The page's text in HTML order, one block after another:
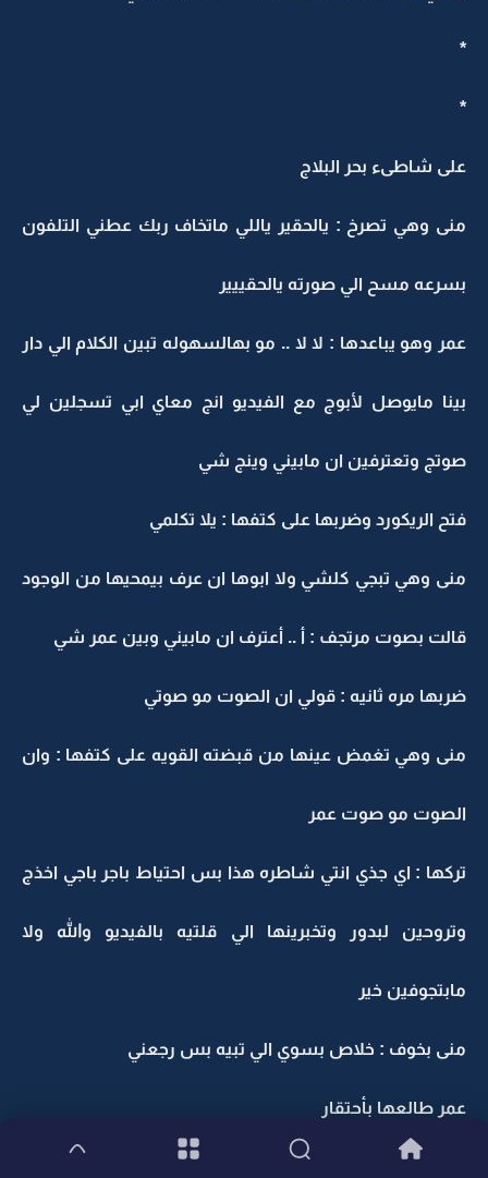
*
*
على شاطىء بحر البلاج
منى وهي تصرخ : يالحقير ياللي ماتخاف ربك عطني التلفون
بسرعه مسح الي صورته يالحقييير
عمر وهو يباعدها : لا لا .. مو بهالسهوله تبين الكلام الي دار
بينا مايوصل لأبوج مع الفيديو انج معاي ابي تسجلين لي
صوتج وتعترفين ان مابيني وينج شي
فتح الريكورد وضربها على كتفها : يلا تكلمي
منى وهي تبجي كلشي ولا ابوها ان عرف بيمحيها من الوجود
قالت بصوت مرتجف : أ .. أعترف ان مابيني وبين عمر شي
ضربها مره ثانيه : قولي ان الصوت مو صوتي
منى وهي تغمض عينها من قبضته القويه على كتفها : وان
الصوت مو صوت عمر
تركها : اي جذي انتي شاطره هذا بس احتياط باجر باجي اخذج
وتروحين لبدور وتخبرينها الي قلتيه بالفيديو والله ولا
مابتجوفين خير
منى بخوف : خلاص بسوي الي تبيه بس رجعني
عمر طالعها بأحتقار